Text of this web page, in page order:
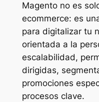
Magento no es
ecommerce: es
para digitalizar tu
orientada a la
escalabilidad,
dirigidas,
promociones
procesos clave.